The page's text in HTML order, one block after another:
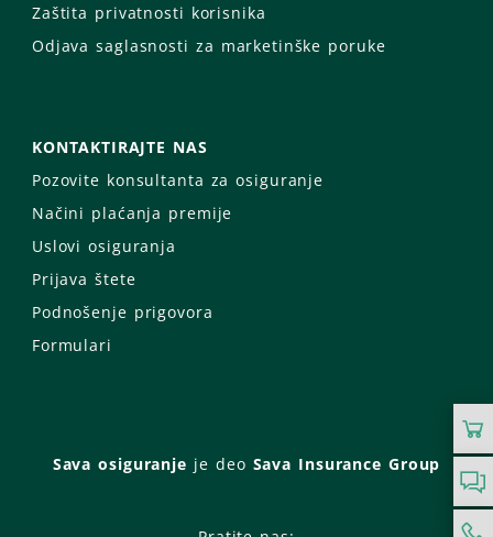
Zaštita privatnosti korisnika
Odjava saglasnosti za marketinške poruke
KONTAKTIRAJTE NAS
Pozovite konsultanta za osiguranje
Načini plaćanja premije
Uslovi osiguranja
Prijava štete
Podnošenje prigovora
Formulari
Sava osiguranje je deo Sava Insurance Group